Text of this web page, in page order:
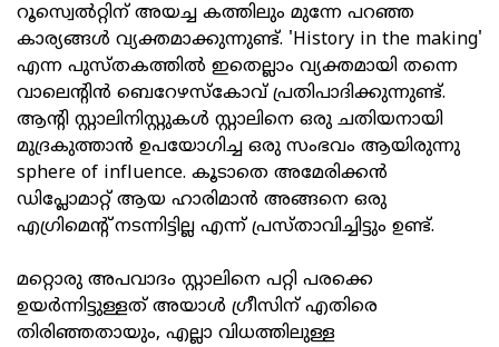
റൂസ്വെൽറ്റിന് അയച്ച കത്തിലും മുന്നേ പറഞ്ഞ
കാര്യങ്ങൾ വ്യക്തമാക്കുന്നുണ്ട്. 'History in the making'
എന്ന പുസ്തകത്തിൽ ഇതെല്ലാം വ്യക്തമായി തന്നെ
വാലെന്റിൻ ബെറേഴസ്‌കോവ് പ്രതിപാദിക്കുന്നുണ്ട്.
ആന്റി സ്റ്റാലിനിസ്റ്റുകൾ സ്റ്റാലിനെ ഒരു ചതിയനായി
മുദ്രകുത്താൻ ഉപയോഗിച്ച ഒരു സംഭവം ആയിരുന്നു
sphere of influence. കൂടാതെ അമേരിക്കൻ
ഡിപ്ലോമാറ്റ് ആയ ഹാരിമാൻ അങ്ങനെ ഒരു
എഗ്രിമെന്റ് നടന്നിട്ടില്ല എന്ന് പ്രസ്താവിച്ചിട്ടും ഉണ്ട്.
മറ്റൊരു അപവാദം സ്റ്റാലിനെ പറ്റി പരക്കെ
ഉയർന്നിട്ടുള്ളത് അയാൾ ഗ്രീസിന് എതിരെ
തിരിഞ്ഞതായും, എല്ലാ വിധത്തിലുള്ള